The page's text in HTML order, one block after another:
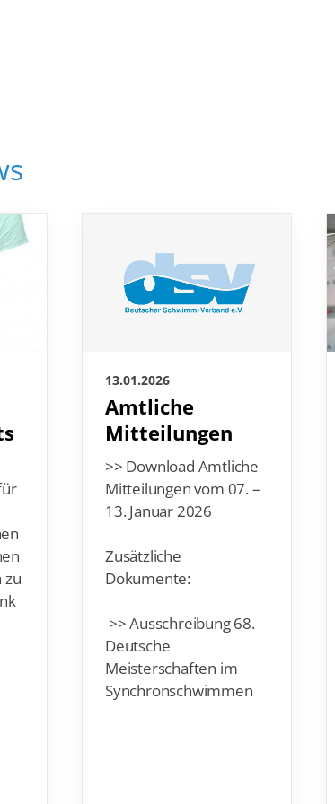
Amtliche
Mitteilungen
>> Download Amtliche
Mitteilungen vom 07. –
13. Januar 2026
Dokumente:
Deutsche
Meisterschaften im
Synchronschwimmen